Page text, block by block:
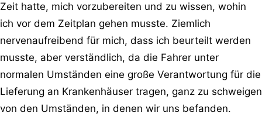
Zeit hatte, mich vorzubereiten und zu wissen, wohin
ich vor dem Zeitplan gehen musste. Ziemlich
nervenaufreibend für mich, dass ich beurteilt werden
musste, aber verständlich, da die Fahrer unter
normalen Umständen eine große Verantwortung für die
Lieferung an Krankenhäuser tragen, ganz zu schweigen
von den Umständen, in denen wir uns befanden.